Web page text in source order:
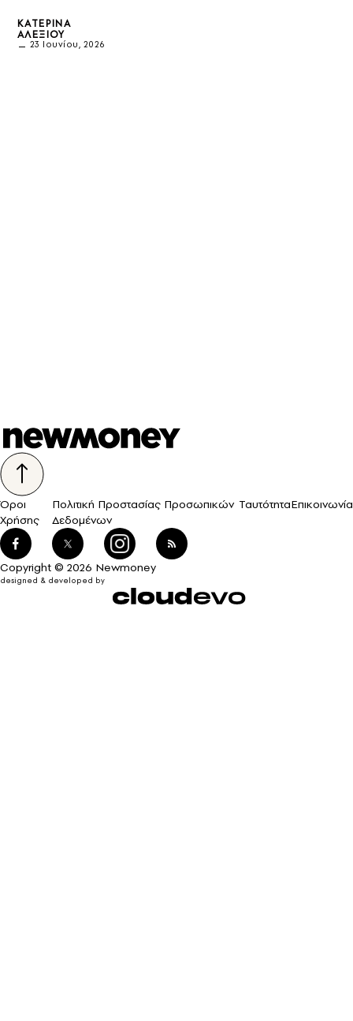
ΚΑΤΕΡΊΝΑ
ΑΛΕΞΊΟΥ
23 Ιουνίου, 2026
Όροι
Χρήσης
Πολιτική Προστασίας Προσωπικών
Δεδομένων
ΤαυτότηταΕπικοινωνία
Copyright © 2026 Newmoney
designed & developed by